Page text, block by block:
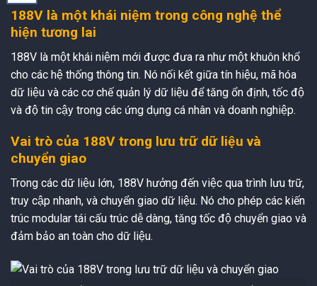
188V là một khái niệm trong công nghệ thể
hiện tương lai
188V là một khái niệm mới được đưa ra như một khuôn khổ
cho các hệ thống thông tin. Nó nối kết giữa tín hiệu, mã hóa
dữ liệu và các cơ chế quản lý dữ liệu để tăng ổn định, tốc độ
và độ tin cậy trong các ứng dụng cá nhân và doanh nghiệp.
Vai trò của 188V trong lưu trữ dữ liệu và
chuyển giao
Trong các dữ liệu lớn, 188V hưởng đến việc qua trình lưu trữ,
truy cập nhanh, và chuyển giao dữ liệu. Nó cho phép các kiến
trúc modular tái cấu trúc dễ dàng, tăng tốc độ chuyển giao và
đảm bảo an toàn cho dữ liệu.